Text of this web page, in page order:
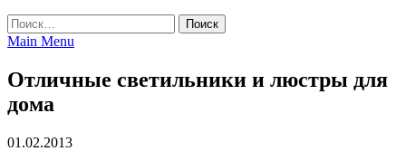
Найти:
Main Menu
Отличные светильники и люстры для
дома
01.02.2013